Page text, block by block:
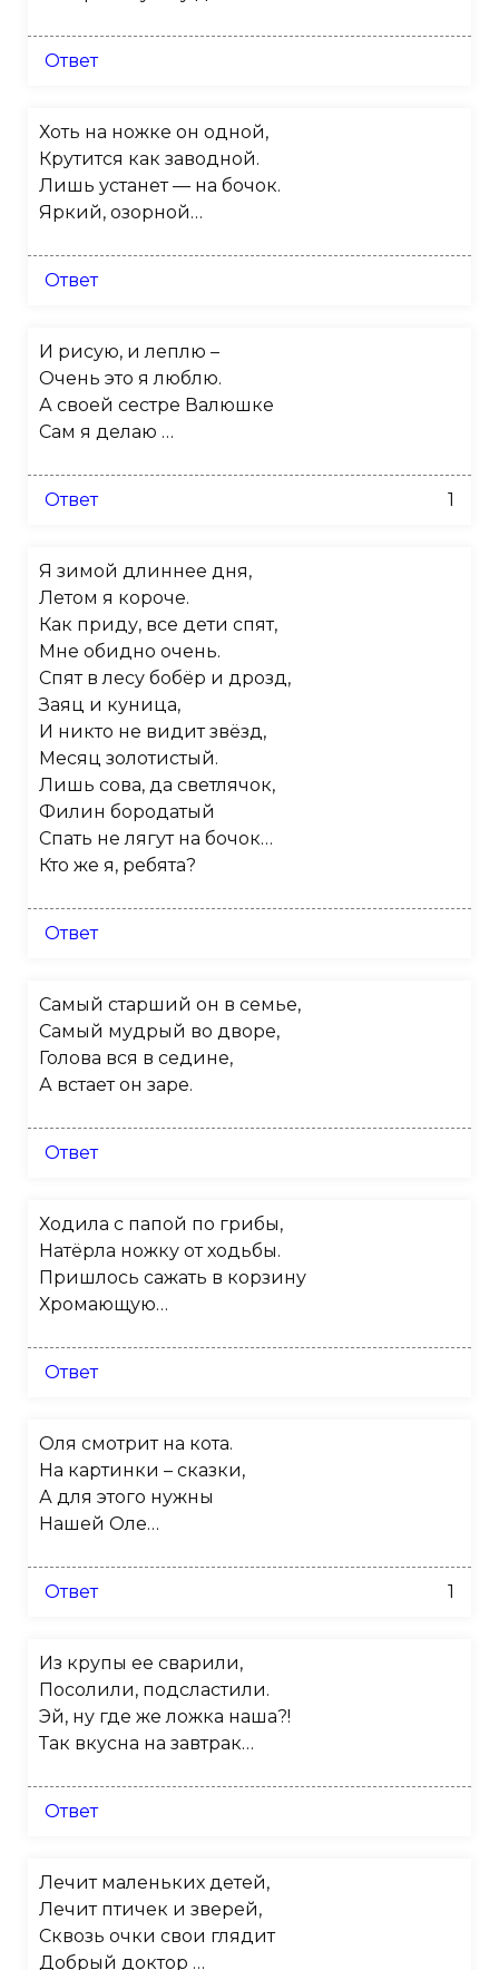
Ответ
Хоть на ножке он одной,
Крутится как заводной.
Лишь устанет — на бочок.
Яркий, озорной…
Ответ
И рисую, и леплю –
Очень это я люблю.
А своей сестре Валюшке
Сам я делаю …
Ответ 1
Я зимой длиннее дня,
Летом я короче.
Как приду, все дети спят,
Мне обидно очень.
Спят в лесу бобёр и дрозд,
Заяц и куница,
И никто не видит звёзд,
Месяц золотистый.
Лишь сова, да светлячок,
Филин бородатый
Спать не лягут на бочок…
Кто же я, ребята?
Ответ
Самый старший он в семье,
Самый мудрый во дворе,
Голова вся в седине,
А встает он заре.
Ответ
Ходила с папой по грибы,
Натёрла ножку от ходьбы.
Пришлось сажать в корзину
Хромающую…
Ответ
Оля смотрит на кота.
На картинки – сказки,
А для этого нужны
Нашей Оле…
Ответ 1
Из крупы ее сварили,
Посолили, подсластили.
Эй, ну где же ложка наша?!
Так вкусна на завтрак…
Ответ
Лечит маленьких детей,
Лечит птичек и зверей,
Сквозь очки свои глядит
Добрый доктор …